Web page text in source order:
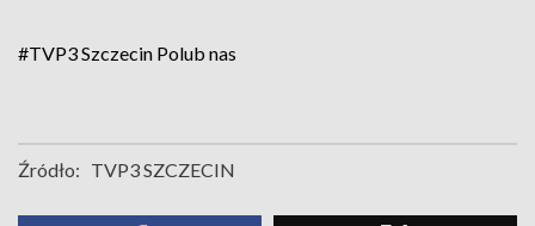
#TVP3 Szczecin Polub nas
Źródło: TVP3 SZCZECIN